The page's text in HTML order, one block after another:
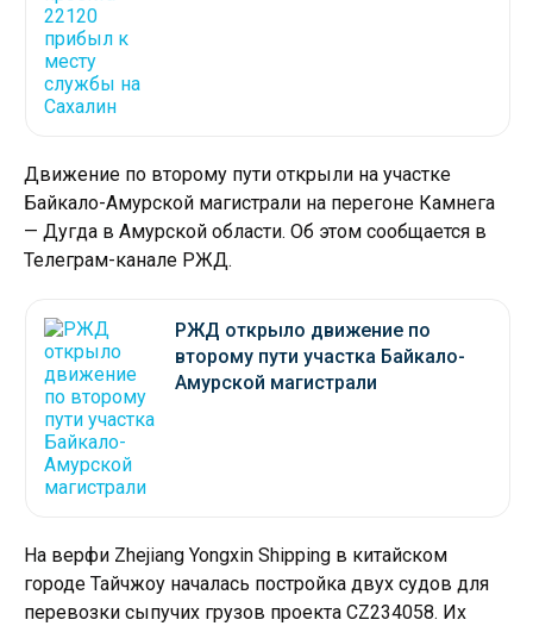
Движение по второму пути открыли на участке
Байкало-Амурской магистрали на перегоне Камнега
— Дугда в Амурской области. Об этом сообщается в
Телеграм-канале РЖД.
РЖД открыло движение по
второму пути участка Байкало-
Амурской магистрали
На верфи Zhejiang Yongxin Shipping в китайском
городе Тайчжоу началась постройка двух судов для
перевозки сыпучих грузов проекта CZ234058. Их